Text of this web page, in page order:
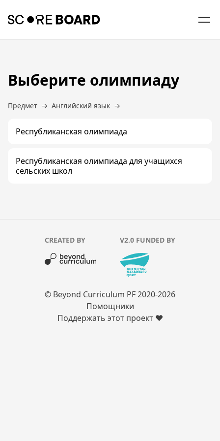
RU KK EN
Выберите олимпиаду
Предмет → Английский язык →
Республиканская олимпиада
Республиканская олимпиада для учащихся
сельских школ
CREATED BY V2.0 FUNDED BY
© Beyond Curriculum PF 2020-2026
Помощники
Поддержать этот проект ❤️